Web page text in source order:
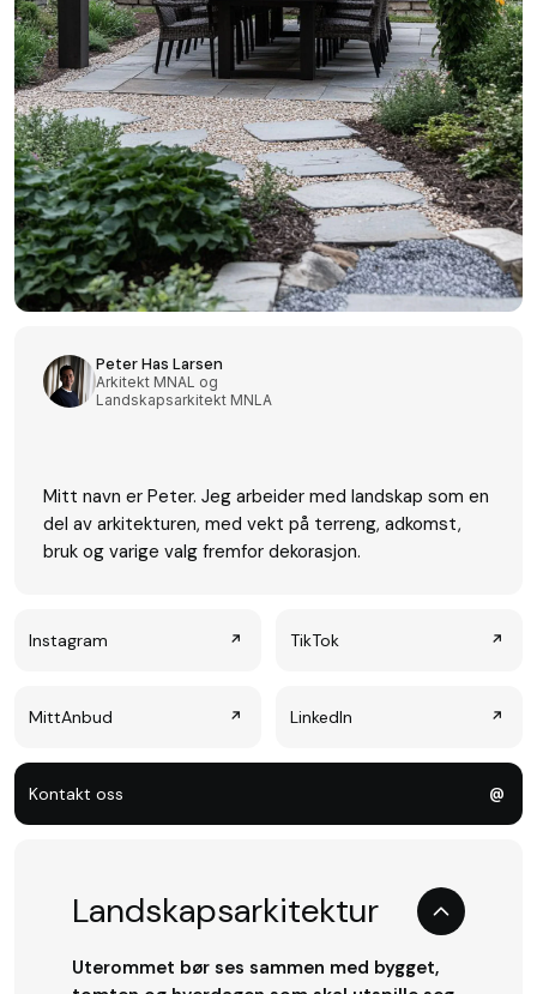
Peter Has Larsen
Arkitekt MNAL og
Landskapsarkitekt MNLA
Mitt navn er Peter. Jeg arbeider med landskap som en
del av arkitekturen, med vekt på terreng, adkomst,
bruk og varige valg fremfor dekorasjon.
Instagram ↗ TikTok ↗
MittAnbud ↗ LinkedIn ↗
Kontakt oss @
Landskapsarkitektur
Uterommet bør ses sammen med bygget,